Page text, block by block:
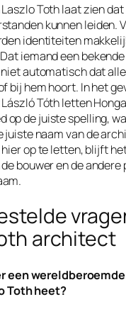
Toth laat zien
kunnen leiden.
identiteiten
iemand een
automatisch dat
bij hem hoort. In het
Tóth letten
op de juiste spelling,
juiste naam van de
op te letten, blijft
bouwer en de andere
architect
een
Toth heet?